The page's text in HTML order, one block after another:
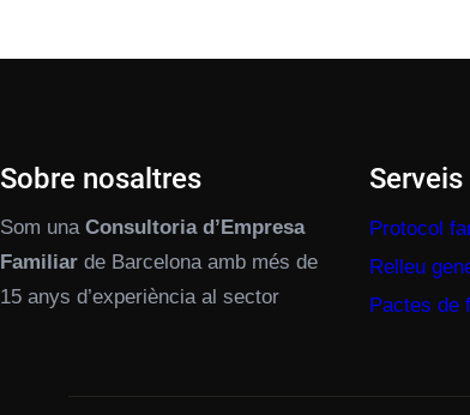
Sobre nosaltres
Som una Consultoria d’Empresa
Familiar de Barcelona amb més de
15 anys d’experiència al sector
Protocol
Relleu
Pactes de